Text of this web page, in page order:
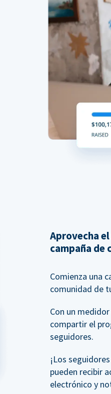
Aprovecha
campaña
Comienza una
comunidad de
Con un
compartir el
seguidores.
¡Los
pueden recibir
electrónico y